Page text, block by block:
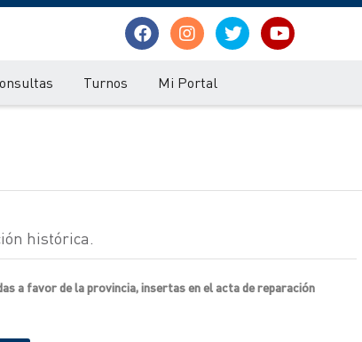
Turnos Mi Portal
histórica.
a favor de la provincia, insertas en el acta de reparación